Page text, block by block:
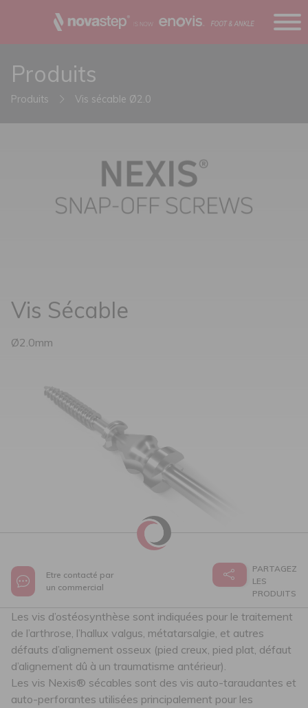
Produits
Produits Vis sécable Ø2.0
Vis Sécable
Ø2.0mm
Etre contacté par
un commercial
PARTAGEZ
LES
PRODUITS
Les vis d’ostéosynthèse sont indiquées pour le traitement
de l’arthrose, l’hallux valgus, métatarsalgie, et autres
défauts d’alignement osseux (pied creux, pied plat, défaut
d’alignement dû à un traumatisme antérieur).
Les vis Nexis® sécables sont des vis auto-taraudantes et
auto-perforantes utilisées principalement pour les